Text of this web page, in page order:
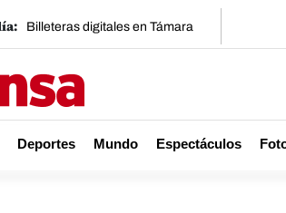
Billeteras digitales en Támara
Deportes Mundo Espectáculos